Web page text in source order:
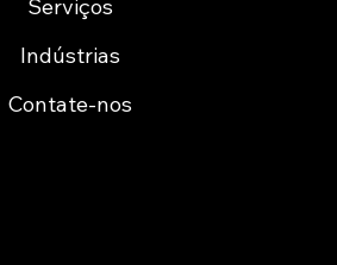
Serviços
Indústrias
Contate-nos